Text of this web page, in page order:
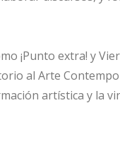
¡Punto extra! y
al Arte
artística y la